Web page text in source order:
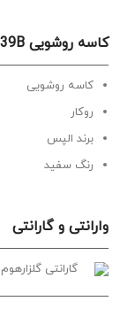
کاسه روشویی W1239B سفید
کاسه روشویی
روکار
برند الپس
رنگ سفید
وارانتی و گارانتی
گارانتی گلزارهوم